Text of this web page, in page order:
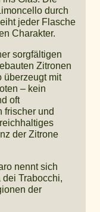
durch
jeder Flasche
Charakter.
sorgfältigen
Zitronen
überzeugt mit
– kein
oft
frischer und
der Zitrone
nennt sich
dei Trabocchi,
der